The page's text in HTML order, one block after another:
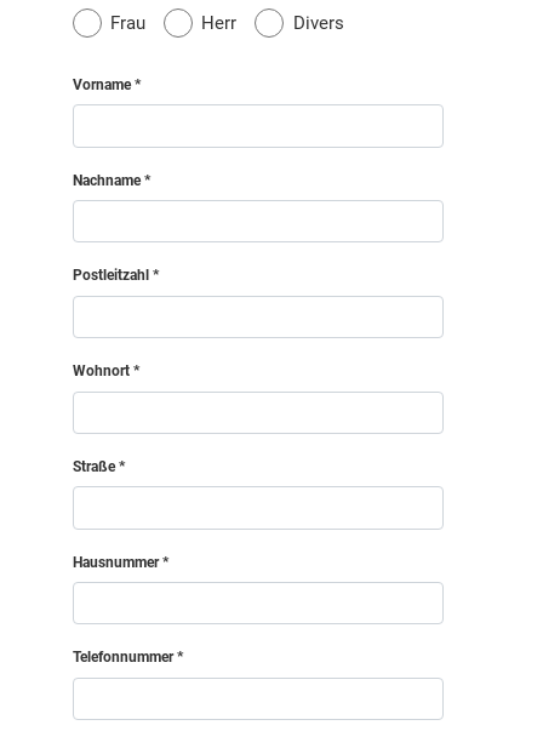
Frau Herr Divers
Vorname
Nachname
Postleitzahl
Wohnort
Straße
Hausnummer
Telefonnummer